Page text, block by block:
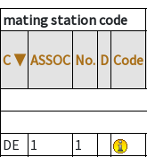
mating station code
C ▼ ASSOC No. D Code
DE 1 1